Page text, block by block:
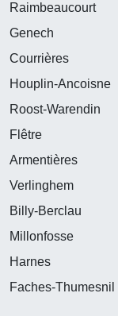
Raimbeaucourt
Genech
Courrières
Houplin-Ancoisne
Roost-Warendin
Flêtre
Armentières
Verlinghem
Billy-Berclau
Millonfosse
Harnes
Faches-Thumesnil